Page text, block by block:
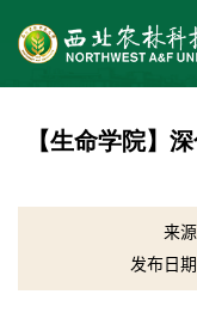
【生命学院】
来
发布日